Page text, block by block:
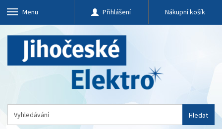
Menu Přihlášení Nákupní košík
Hledat